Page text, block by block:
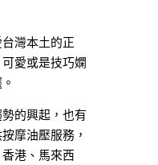
灣本土的正
愛或是技巧嫻
的興起，也有
摩油壓服務，
港、馬來西